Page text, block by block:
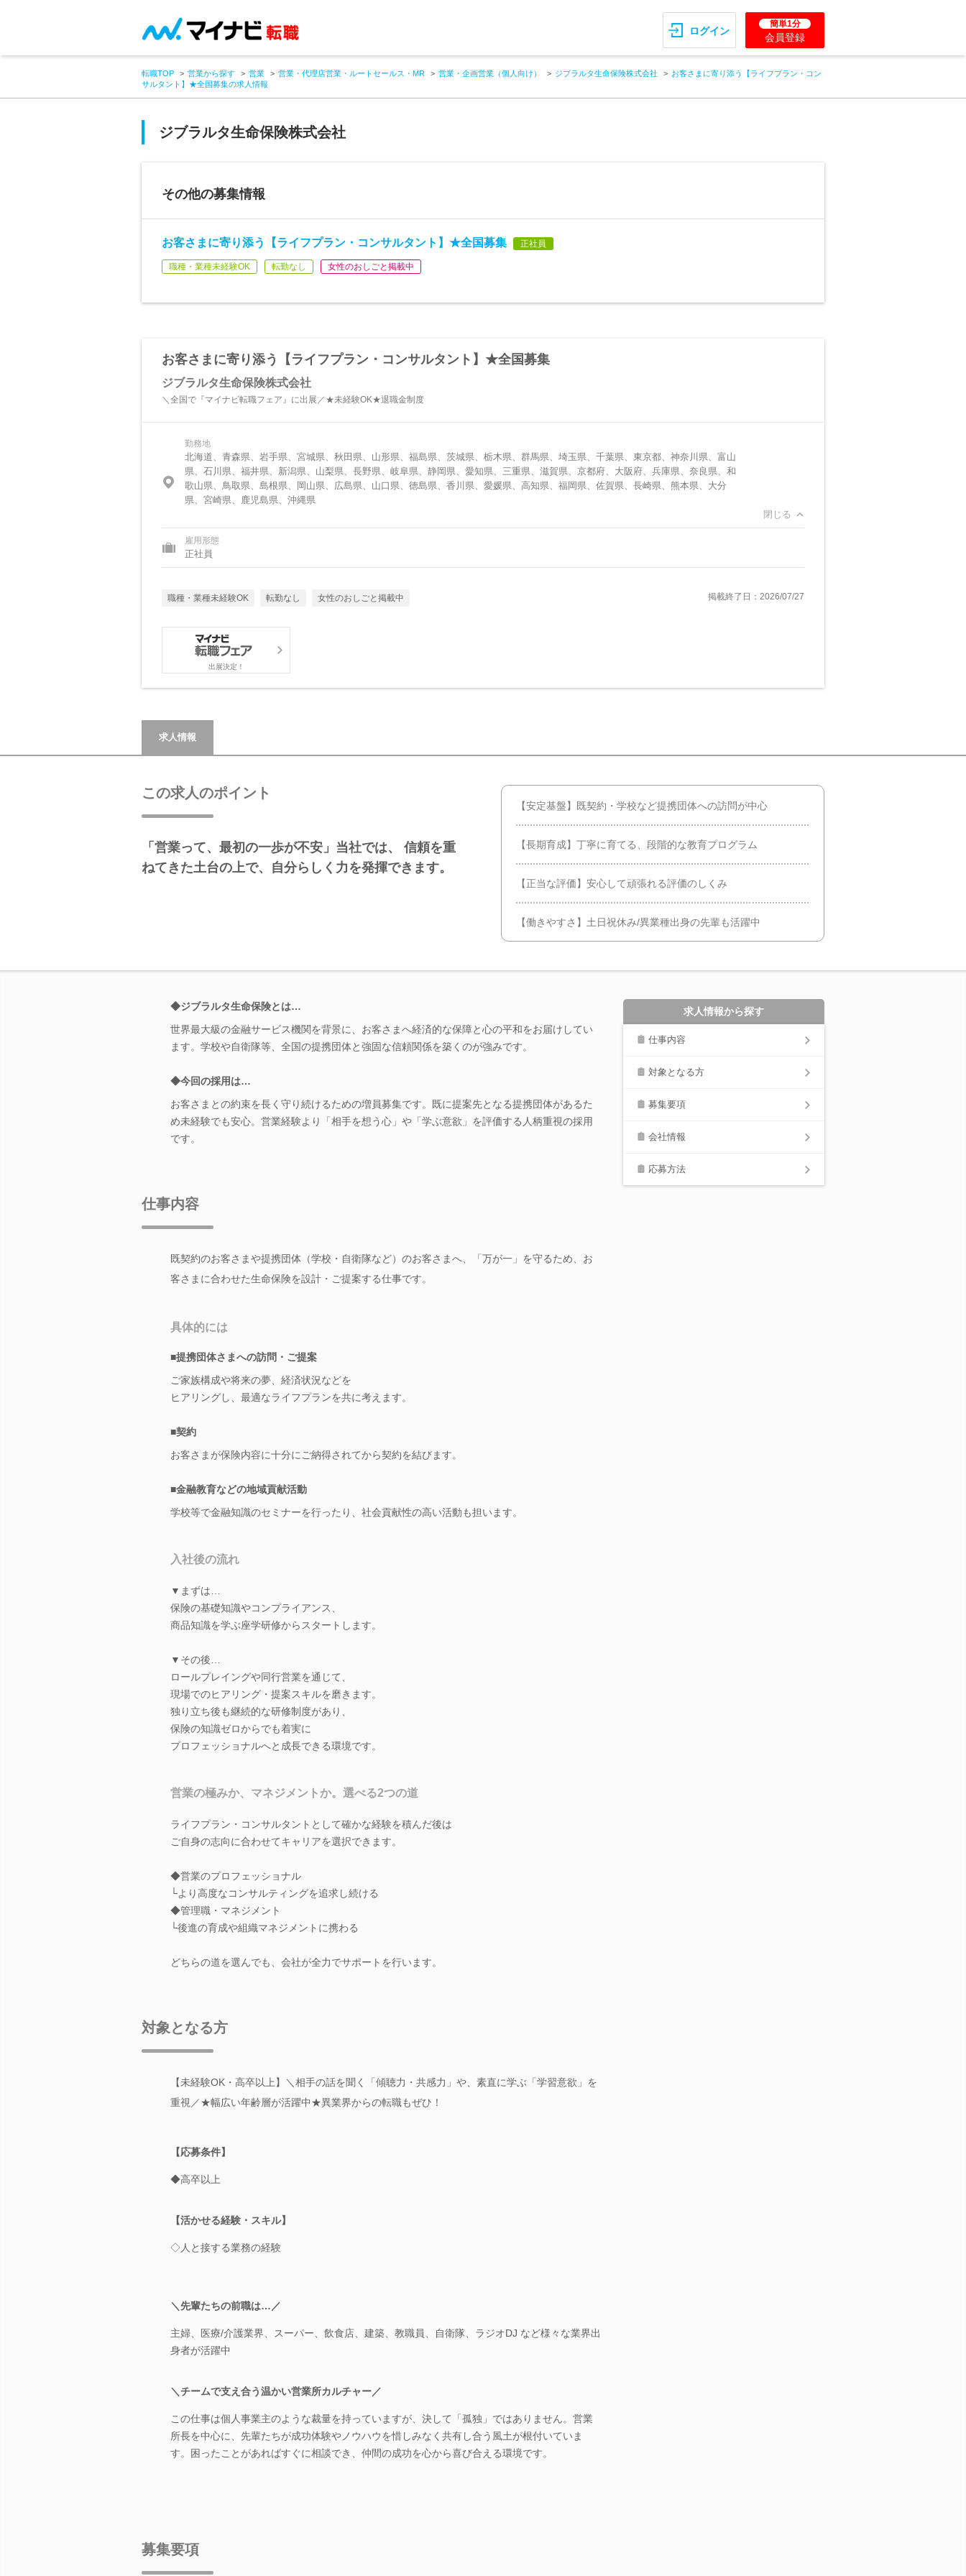
ログイン
簡単1分
会員登録
転職TOP 営業から探す 営業 営業・代理店営業・ルートセールス・MR 営業・企画営業（個人向け） ジブラルタ生命保険株式会社
お客さまに寄り添う【ライフプラン・コン
サルタント】★全国募集の求人情報
ジブラルタ生命保険株式会社
その他の募集情報
お客さまに寄り添う【ライフプラン・コンサルタント】★全国募集 正社員
職種・業種未経験OK 転勤なし 女性のおしごと掲載中
お客さまに寄り添う【ライフプラン・コンサルタント】★全国募集
ジブラルタ生命保険株式会社
＼全国で『マイナビ転職フェア』に出展／★未経験OK★退職金制度
勤務地
北海道、青森県、岩手県、宮城県、秋田県、山形県、福島県、茨城県、栃木県、群馬県、埼玉県、千葉県、東京都、神奈川県、富山
県、石川県、福井県、新潟県、山梨県、長野県、岐阜県、静岡県、愛知県、三重県、滋賀県、京都府、大阪府、兵庫県、奈良県、和
歌山県、鳥取県、島根県、岡山県、広島県、山口県、徳島県、香川県、愛媛県、高知県、福岡県、佐賀県、長崎県、熊本県、大分
県、宮崎県、鹿児島県、沖縄県
閉じる
雇用形態
正社員
職種・業種未経験OK 転勤なし 女性のおしごと掲載中 掲載終了日：2026/07/27
出展決定！
求人情報
この求人のポイント
「営業って、最初の一歩が不安」当社では、 信頼を重
ねてきた土台の上で、自分らしく力を発揮できます。
【安定基盤】既契約・学校など提携団体への訪問が中心
【長期育成】丁寧に育てる、段階的な教育プログラム
【正当な評価】安心して頑張れる評価のしくみ
【働きやすさ】土日祝休み/異業種出身の先輩も活躍中
◆ジブラルタ生命保険とは…
世界最大級の金融サービス機関を背景に、お客さまへ経済的な保障と心の平和をお届けしてい
ます。学校や自衛隊等、全国の提携団体と強固な信頼関係を築くのが強みです。
◆今回の採用は…
お客さまとの約束を長く守り続けるための増員募集です。既に提案先となる提携団体があるた
め未経験でも安心。営業経験より「相手を想う心」や「学ぶ意欲」を評価する人柄重視の採用
です。
仕事内容
既契約のお客さまや提携団体（学校・自衛隊など）のお客さまへ、「万が一」を守るため、お
客さまに合わせた生命保険を設計・ご提案する仕事です。
具体的には
■提携団体さまへの訪問・ご提案
ご家族構成や将来の夢、経済状況などを
ヒアリングし、最適なライフプランを共に考えます。
■契約
お客さまが保険内容に十分にご納得されてから契約を結びます。
■金融教育などの地域貢献活動
学校等で金融知識のセミナーを行ったり、社会貢献性の高い活動も担います。
入社後の流れ
▼まずは…
保険の基礎知識やコンプライアンス、
商品知識を学ぶ座学研修からスタートします。
▼その後…
ロールプレイングや同行営業を通じて、
現場でのヒアリング・提案スキルを磨きます。
独り立ち後も継続的な研修制度があり、
保険の知識ゼロからでも着実に
プロフェッショナルへと成長できる環境です。
営業の極みか、マネジメントか。選べる2つの道
ライフプラン・コンサルタントとして確かな経験を積んだ後は
ご自身の志向に合わせてキャリアを選択できます。
◆営業のプロフェッショナル
└より高度なコンサルティングを追求し続ける
◆管理職・マネジメント
└後進の育成や組織マネジメントに携わる
どちらの道を選んでも、会社が全力でサポートを行います。
対象となる方
【未経験OK・高卒以上】＼相手の話を聞く「傾聴力・共感力」や、素直に学ぶ「学習意欲」を
重視／★幅広い年齢層が活躍中★異業界からの転職もぜひ！
【応募条件】
◆高卒以上
【活かせる経験・スキル】
◇人と接する業務の経験
＼先輩たちの前職は…／
主婦、医療/介護業界、スーパー、飲食店、建築、教職員、自衛隊、ラジオDJ など様々な業界出
身者が活躍中
＼チームで支え合う温かい営業所カルチャー／
この仕事は個人事業主のような裁量を持っていますが、決して「孤独」ではありません。営業
所長を中心に、先輩たちが成功体験やノウハウを惜しみなく共有し合う風土が根付いていま
す。困ったことがあればすぐに相談でき、仲間の成功を心から喜び合える環境です。
募集要項
求人情報から探す
仕事内容
対象となる方
募集要項
会社情報
応募方法